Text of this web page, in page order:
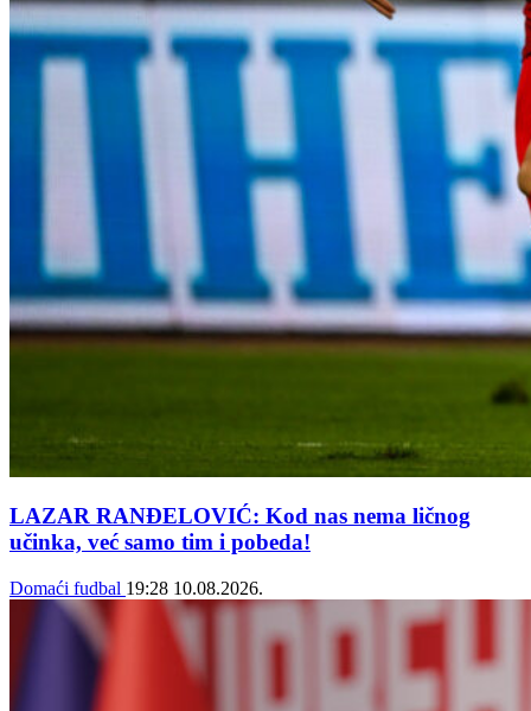
LAZAR RANĐELOVIĆ: Kod nas nema ličnog
učinka, već samo tim i pobeda!
Domaći fudbal 19:28 10.08.2026.